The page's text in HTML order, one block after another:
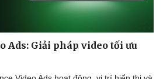
Ads: Giải pháp video tối ưu